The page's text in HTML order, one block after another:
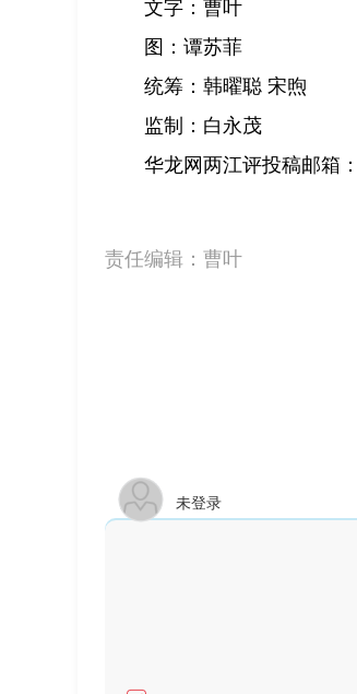
文字：曹叶
图：谭苏菲
统筹：韩曜聪 宋煦
监制：白永茂
华龙网两江评投稿邮箱
责任编辑： 曹叶
未登录